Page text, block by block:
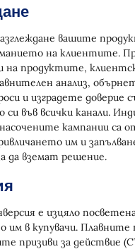
вашите
на клиентите.
на продуктите,
анализ,
и изградете доверие
във всички канали.
кампании са
им и
да вземат решение.
е изцяло
им в купувачи.
призиви за действие